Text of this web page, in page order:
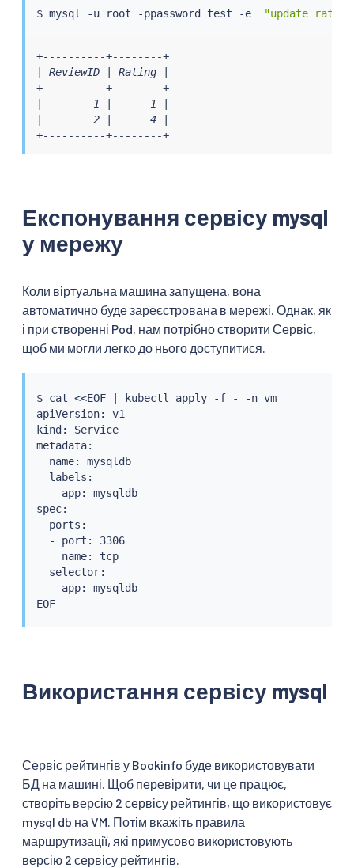
$ mysql -u root -ppassword test -e "update
+----------+--------+
| ReviewID | Rating |
+----------+--------+
|        1 |      1 |
|        2 |      4 |
+----------+--------+
Експонування сервісу mysql
у мережу
Коли віртуальна машина запущена, вона
автоматично буде зареєстрована в мережі. Однак, як
і при створенні Pod, нам потрібно створити Сервіс,
щоб ми могли легко до нього доступитися.
$ cat <<EOF | kubectl
apply -f - -n vm
apiVersion: v1
kind: Service
metadata:
  name: mysqldb
  labels:
    app: mysqldb
spec:
  ports:
  - port: 3306
    name: tcp
  selector:
    app: mysqldb
EOF
Використання сервісу mysql
Сервіс рейтингів у Bookinfo буде використовувати
БД на машині. Щоб перевірити, чи це працює,
створіть версію 2 сервісу рейтингів, що використовує
mysql db на VM. Потім вкажіть правила
маршрутизації, які примусово використовують
версію 2 сервісу рейтингів.